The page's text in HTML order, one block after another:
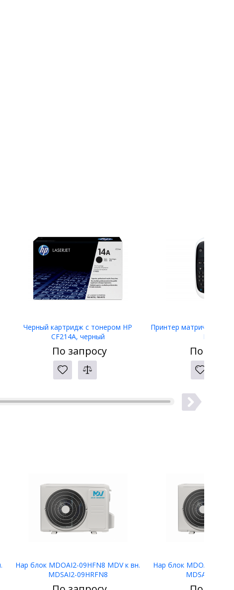
Черный картридж с тонером HP
CF214A, черный
По запросу
Принтер матричный
LW-400
По
Нар блок MDOAI2-09HFN8 MDV к вн.
MDSAI2-09HRFN8
Нар блок MDOAI2-
MDSAI2-